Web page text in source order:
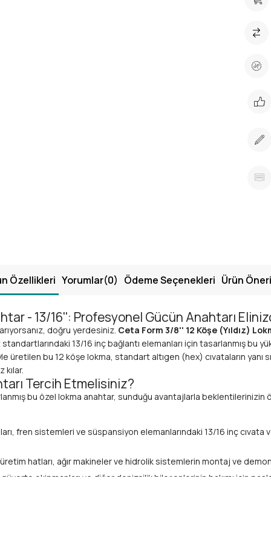
Özellikleri Yorumlar(0) Ödeme Seçenekleri Ürün
- 13/16'': Profesyonel Gücün Anahtarı
doğru yerdesiniz. Ceta Form 3/8'' 12 Köşe (Yıldız)
13/16 inç bağlantı elemanları için tasarlanmış bu
bu 12 köşe lokma, standart altıgen (hex) cıvataların yanı
kılar.
Tercih Etmelisiniz?
bu özel lokma anahtar, sunduğu avantajlarla
fren sistemleri ve süspansiyon elemanlarındaki 13/16 inç
hatları, ağır makineler ve hidrolik sistemlerin montaj ve
ekipmanları ve diğer denizcilik bileşenlerinin bakımı için